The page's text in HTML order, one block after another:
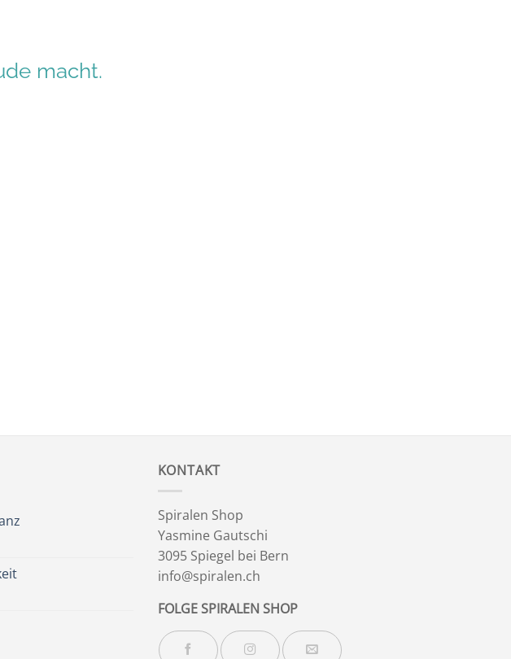
macht.
KONTAKT
Spiralen Shop
Yasmine Gautschi
3095 Spiegel bei Bern
info@spiralen.ch
FOLGE SPIRALEN SHOP